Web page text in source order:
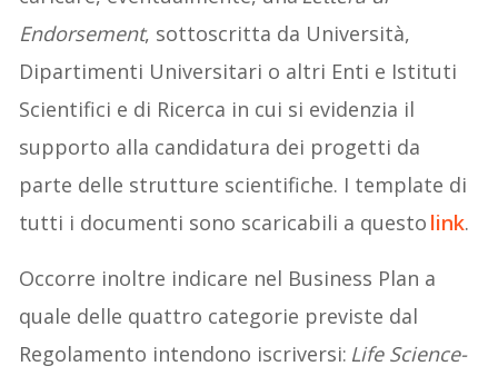
Endorsement, sottoscritta da Università,
Dipartimenti Universitari o altri Enti e Istituti
Scientifici e di Ricerca in cui si evidenzia il
supporto alla candidatura dei progetti da
parte delle strutture scientifiche. I template di
tutti i documenti sono scaricabili a questo link.
Occorre inoltre indicare nel Business Plan a
quale delle quattro categorie previste dal
Regolamento intendono iscriversi: Life Science-